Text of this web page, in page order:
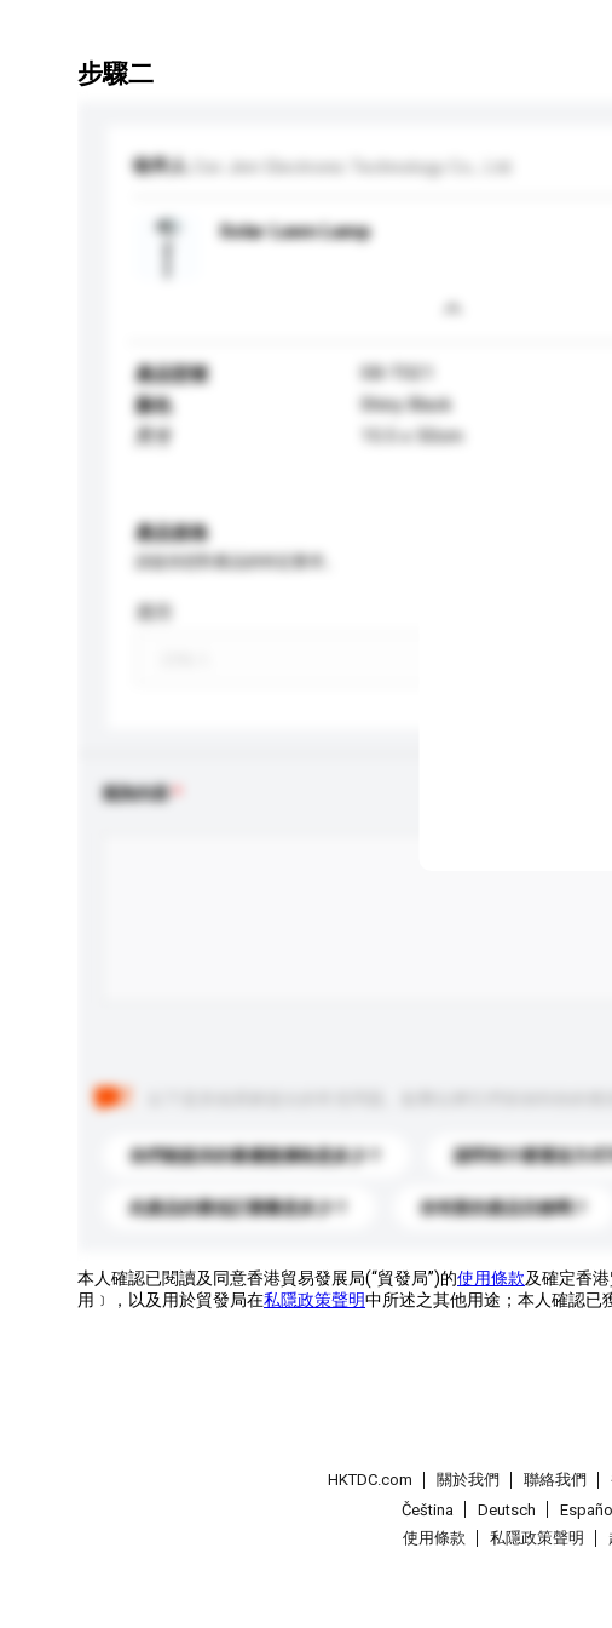
步驟二
收件人 Cixi Jinri Electronic Technology Co., Ltd.
Solar Lawn Lamp
產品型號
SB-T021
顏色
Shiny Black
15.5 x 50cm
產品規格
查詢內容
你們能提供的最優惠價格是多少？ 請問有什麼運送方式
此產品的最低訂購量是多少？ 你有新的產品目錄嗎？
本人確認已閱讀及同意香港貿易發展局(“貿發局”)的使用條款及確定香
用﹞，以及用於貿發局在私隱政策聲明中所述之其他用途；本人確認已
HKTDC.com 關於我們 聯絡我們
Čeština
Deutsch
使用條款
私隱政策聲明